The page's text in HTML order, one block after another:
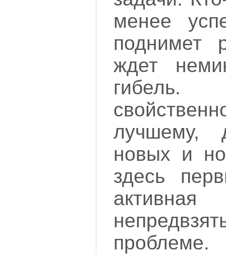
менее
поднимет
ждет
лучшему,
новых и
здесь
проблеме.